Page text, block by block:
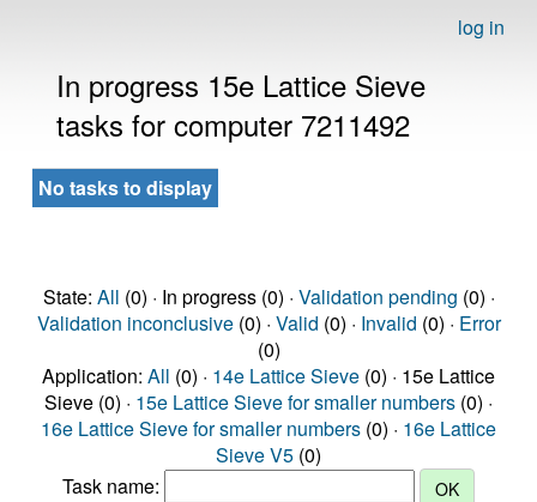
log in
In progress 15e Lattice Sieve
tasks for computer 7211492
No tasks to display
State: All (0) · In progress (0) · Validation pending (0) ·
Validation inconclusive(0) · Valid (0) · Invalid (0) · Error
(0)
Application: All (0) · 14e Lattice Sieve (0) · 15e Lattice
Sieve (0) · 15e Lattice Sieve for smaller numbers (0) ·
16e Lattice Sieve for smaller numbers (0) · 16e Lattice
Sieve V5 (0)
Task name: